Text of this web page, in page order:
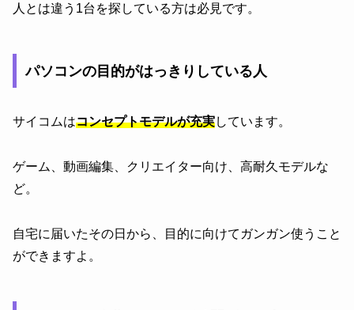
人とは違う1台を探している方は必見です。
パソコンの目的がはっきりしている人
サイコムはコンセプトモデルが充実しています。
ゲーム、動画編集、クリエイター向け、高耐久モデルな
ど。
自宅に届いたその日から、目的に向けてガンガン使うこと
ができますよ。